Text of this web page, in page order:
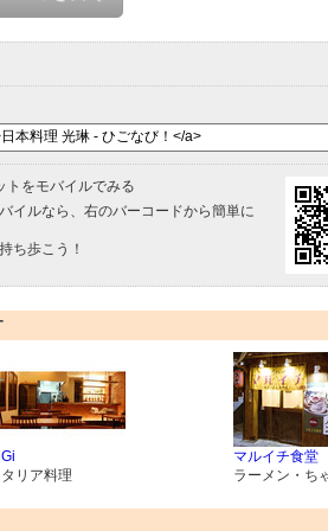
トをモバイルでみる
イルなら、右のバーコードから簡単に
ち歩こう！
リア料理
マルイチ食堂
ラーメン・ち